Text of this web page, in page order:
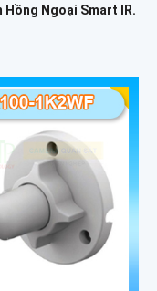
Hồng Ngoại Smart IR.